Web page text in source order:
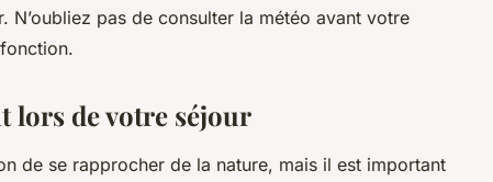
N’oubliez pas de consulter la météo avant votre
lors de votre séjour
de se rapprocher de la nature, mais il est important